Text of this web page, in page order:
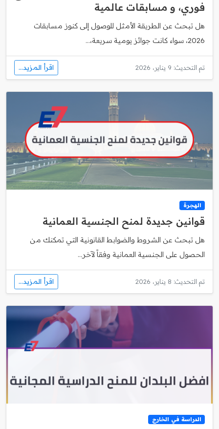
فوري، و مسابقات عالمية
هل تبحث عن الطريقة الأمثل للوصول إلى كنوز مسابقات
2026، سواء كانت جوائز يومية سريعة،...
تم التحديث: 9 يناير، 2026 اقرأ المزيد...
الهجرة
قوانين جديدة لمنح الجنسية العمانية
هل تبحث عن الشروط والضوابط القانونية التي تمكنك من
الحصول على الجنسية العمانية وفقاً لآخر...
تم التحديث: 8 يناير، 2026 اقرأ المزيد...
الدراسة في الخارج